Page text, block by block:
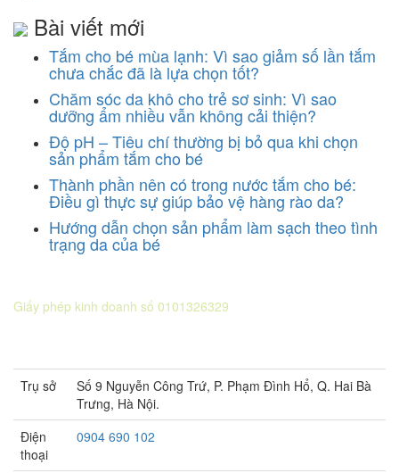
Bài viết mới
Tắm cho bé mùa lạnh: Vì sao giảm số lần tắm
chưa chắc đã là lựa chọn tốt?
Chăm sóc da khô cho trẻ sơ sinh: Vì sao
dưỡng ẩm nhiều vẫn không cải thiện?
Độ pH – Tiêu chí thường bị bỏ qua khi chọn
sản phẩm tắm cho bé
Thành phần nên có trong nước tắm cho bé:
Điều gì thực sự giúp bảo vệ hàng rào da?
Hướng dẫn chọn sản phẩm làm sạch theo tình
trạng da của bé
Giấy phép kinh doanh số 0101326329
Trụ sở
Số 9 Nguyễn Công Trứ, P. Phạm Đình Hổ, Q. Hai Bà
Trưng, Hà Nội.
Điện
thoại
0904 690 102